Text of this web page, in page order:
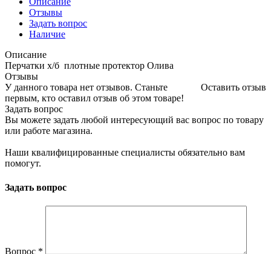
Отзывы
Задать вопрос
Наличие
Описание
Перчатки х/б плотные протектор Олива
Отзывы
Оставить отзыв
У данного товара нет отзывов. Станьте
первым, кто оставил отзыв об этом товаре!
Задать вопрос
Вы можете задать любой интересующий вас вопрос по товару
или работе магазина.
Наши квалифицированные специалисты обязательно вам
помогут.
Задать вопрос
Вопрос *